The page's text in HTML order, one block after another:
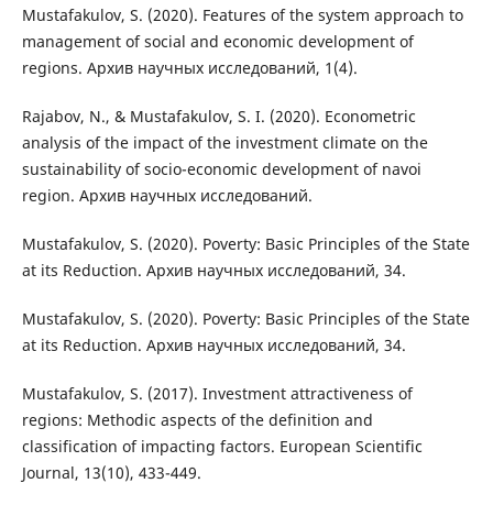
Mustafakulov, S. (2020). Features of the system approach to
management of social and economic development of
regions. Архив научных исследований, 1(4).
Rajabov, N., & Mustafakulov, S. I. (2020). Econometric
analysis of the impact of the investment climate on the
sustainability of socio-economic development of navoi
region. Архив научных исследований.
Mustafakulov, S. (2020). Poverty: Basic Principles of the State
at its Reduction. Архив научных исследований, 34.
Mustafakulov, S. (2020). Poverty: Basic Principles of the State
at its Reduction. Архив научных исследований, 34.
Mustafakulov, S. (2017). Investment attractiveness of
regions: Methodic aspects of the definition and
classification of impacting factors. European Scientific
Journal, 13(10), 433-449.